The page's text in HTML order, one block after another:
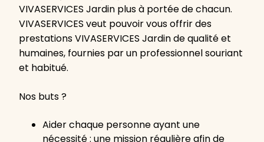
VIVASERVICES Jardin plus à portée de chacun.
VIVASERVICES veut pouvoir vous offrir des
prestations VIVASERVICES Jardin de qualité et
humaines, fournies par un professionnel souriant
et habitué.
Nos buts ?
Aider chaque personne ayant une
nécessité : une mission régulière afin de